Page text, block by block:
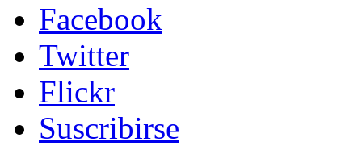
Facebook
Twitter
Flickr
Suscribirse